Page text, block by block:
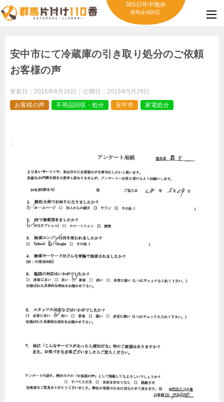
365日年中無休
群馬全域対応
安中市にて冷蔵庫の引き取り処分のご依頼
お客様の声
更新日： 2016年8月26日 公開日： 2016年5月29日
お客様の声
不用品回収・処分 安中市 家電処分